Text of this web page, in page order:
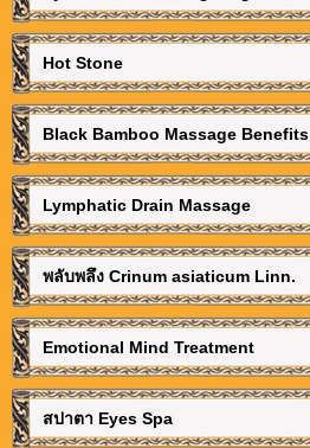
Hot Stone
Black Bamboo Massage Benefits
Lymphatic Drain Massage
พลับพลึง Crinum asiaticum Linn.
Emotional Mind Treatment
สปาตา Eyes Spa